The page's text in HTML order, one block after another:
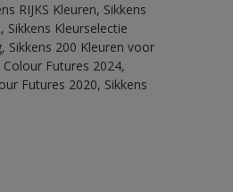
RIJKS Kleuren, Sikkens
Sikkens Kleurselectie
Sikkens 200 Kleuren voor
Futures 2024,
Futures 2020, Sikkens